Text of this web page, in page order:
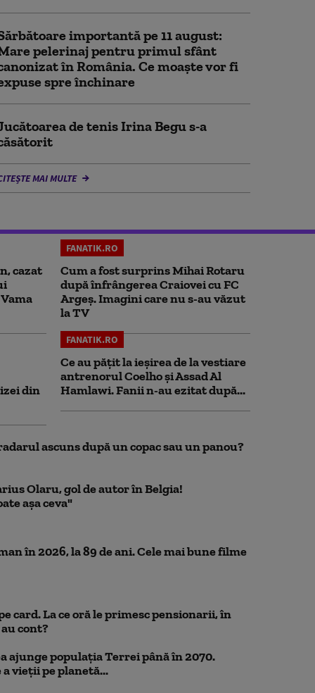
importantă pe 11 august:
pelerinaj pentru primul sfânt
în România. Ce moaște vor fi
spre închinare
de tenis Irina Begu s-a
MAI MULTE
cazat
FANATIK.RO
Cum a fost surprins Mihai Rotaru
după înfrângerea Craiovei cu FC
Argeș. Imagini care nu s-au văzut
la TV
din
FANATIK.RO
Ce au pățit la ieșirea de la vestiare
antrenorul Coelho și Assad Al
Hamlawi. Fanii n-au ezitat după...
ascuns după un copac sau un panou?
Olaru, gol de autor în Belgia!
așa ceva"
în 2026, la 89 de ani. Cele mai bune filme
card. La ce oră le primesc pensionarii, în
cont?
ajunge populația Terrei până în 2070.
vieții pe planetă...